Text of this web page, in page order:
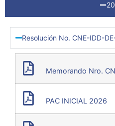
Resolución No. CNE-IDD-
Memorando Nro.
PAC INICIAL 2026